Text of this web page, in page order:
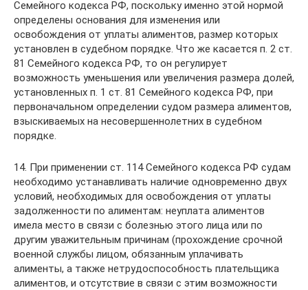
Семейного кодекса РФ, поскольку именно этой нормой
определены основания для изменения или
освобождения от уплаты алиментов, размер которых
установлен в судебном порядке. Что же касается п. 2 ст.
81 Семейного кодекса РФ, то он регулирует
возможность уменьшения или увеличения размера долей,
установленных п. 1 ст. 81 Семейного кодекса РФ, при
первоначальном определении судом размера алиментов,
взыскиваемых на несовершеннолетних в судебном
порядке.
14. При применении ст. 114 Семейного кодекса РФ судам
необходимо устанавливать наличие одновременно двух
условий, необходимых для освобождения от уплаты
задолженности по алиментам: неуплата алиментов
имела место в связи с болезнью этого лица или по
другим уважительным причинам (прохождение срочной
военной службы лицом, обязанным уплачивать
алименты, а также нетрудоспособность плательщика
алиментов, и отсутствие в связи с этим возможности